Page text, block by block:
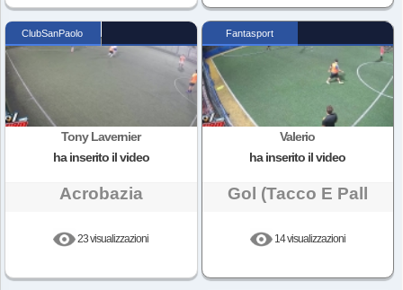
ClubSanPaolo
Tony Lavernier
ha inserito il video
Acrobazia
23 visualizzazioni
Fantasport
Valerio
ha inserito il video
Gol (tacco E Pall
14 visualizzazioni